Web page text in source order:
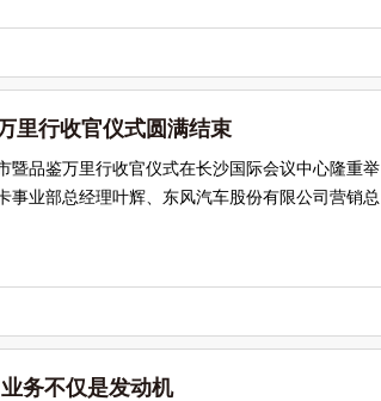
里行收官仪式圆满结束
暨品鉴万里行收官仪式在长沙国际会议中心隆重举
事业部总经理叶辉、东风汽车股份有限公司营销总
务不仅是发动机